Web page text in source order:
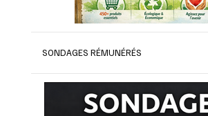
SONDAGES RÉMUNÉRÉS